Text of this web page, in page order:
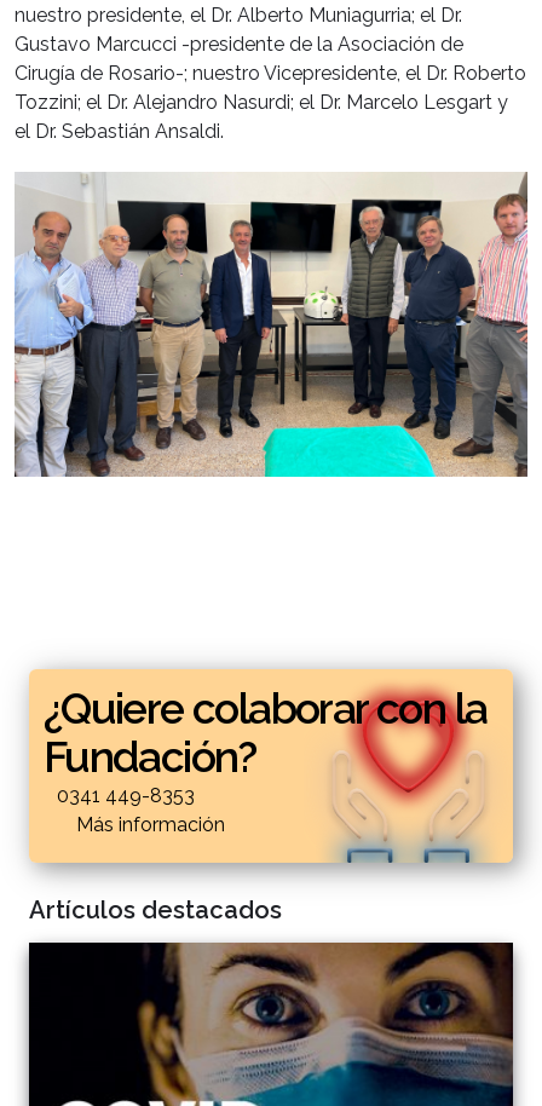
nuestro presidente, el Dr. Alberto Muniagurria; el Dr.
Gustavo Marcucci -presidente de la Asociación de
Cirugía de Rosario-; nuestro Vicepresidente, el Dr. Roberto
Tozzini; el Dr. Alejandro Nasurdi; el Dr. Marcelo Lesgart y
el Dr. Sebastián Ansaldi.
¿Quiere colaborar con la
Fundación?
0341 449-8353
Más información
Artículos destacados